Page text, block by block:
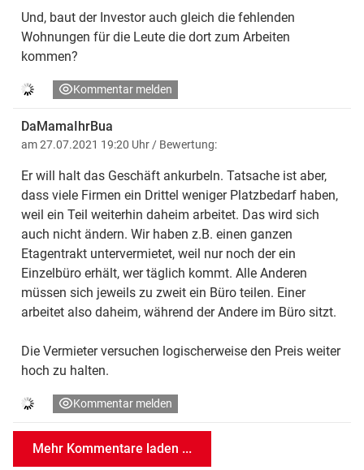
Und, baut der Investor auch gleich die fehlenden
Wohnungen für die Leute die dort zum Arbeiten
kommen?
Kommentar melden
DaMamaIhrBua
am 27.07.2021 19:20 Uhr/ Bewertung:
Er will halt das Geschäft ankurbeln. Tatsache ist aber,
dass viele Firmen ein Drittel weniger Platzbedarf haben,
weil ein Teil weiterhin daheim arbeitet. Das wird sich
auch nicht ändern. Wir haben z.B. einen ganzen
Etagentrakt untervermietet, weil nur noch der ein
Einzelbüro erhält, wer täglich kommt. Alle Anderen
müssen sich jeweils zu zweit ein Büro teilen. Einer
arbeitet also daheim, während der Andere im Büro sitzt.
Die Vermieter versuchen logischerweise den Preis weiter
hoch zu halten.
Kommentar melden
Mehr Kommentare laden ...